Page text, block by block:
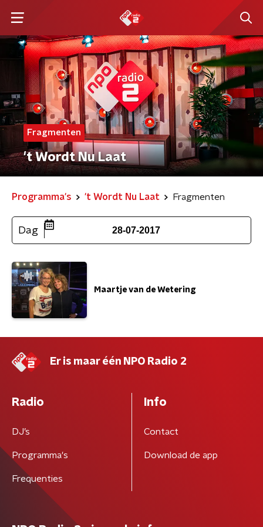
Fragmenten
't Wordt Nu Laat
Programma's 't Wordt Nu Laat Fragmenten
Dag 28-07-2017
Maartje van de Wetering
Er is maar één NPO Radio 2
Radio
DJ’s
Programma's
Frequenties
Info
Contact
Download de app